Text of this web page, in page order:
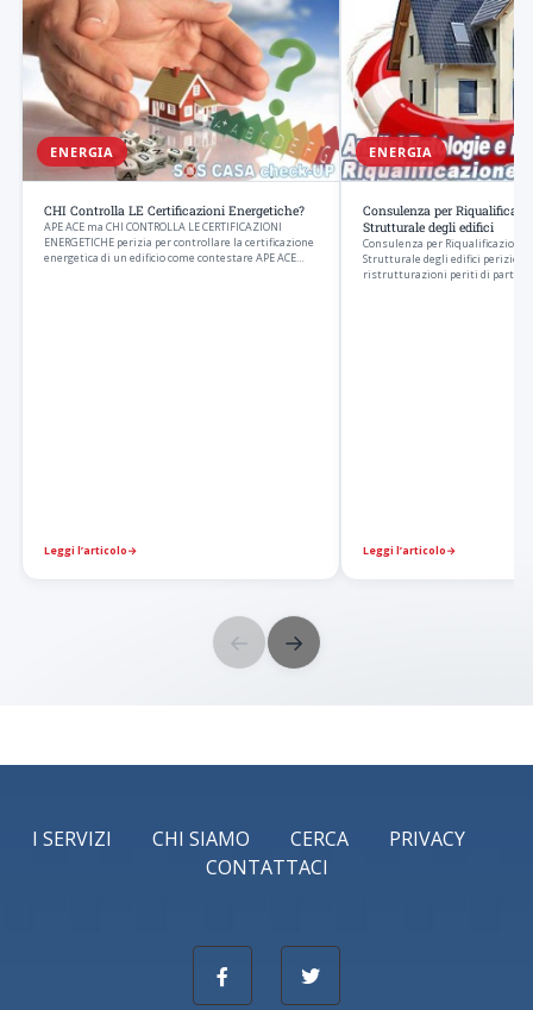
ENERGIA
CHI Controlla LE Certificazioni Energetiche?
APE ACE ma CHI CONTROLLA LE CERTIFICAZIONI
ENERGETICHE perizia per controllare la certificazione
energetica di un edificio come contestare APE ACE…
Leggi l’articolo→
ENERGIA
Consulenza per
Strutturale degli edifici
Consulenza per Riqualificazione
Strutturale degli edifici perizie
ristrutturazioni periti di parte
Leggi l’articolo→
← →
I SERVIZI CHI SIAMO CERCA
PRIVACY
CONTATTACI